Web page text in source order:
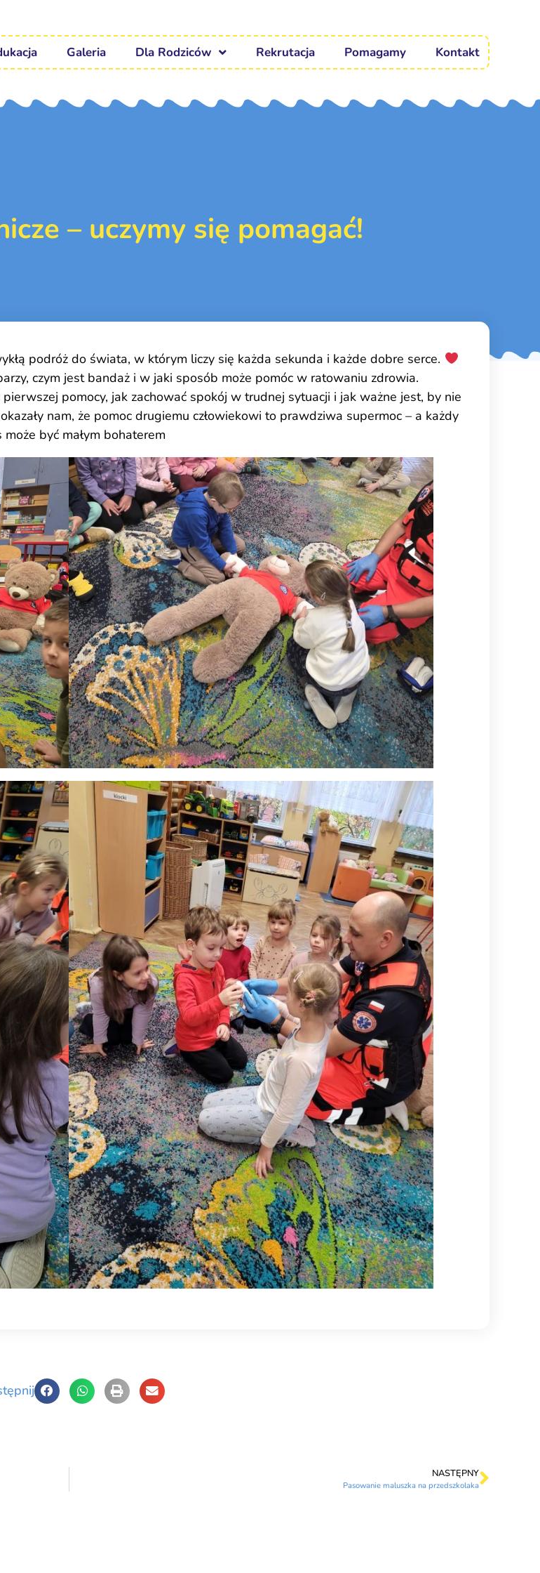
Galeria Dla Rodziców Rekrutacja Pomagamy Kontakt
– uczymy się pomagać!
podróż do świata, w którym liczy się każda sekunda i każde dobre serce.
czym jest bandaż i w jaki sposób może pomóc w ratowaniu zdrowia.
pomocy, jak zachować spokój w trudnej sytuacji i jak ważne jest, by nie
nam, że pomoc drugiemu człowiekowi to prawdziwa supermoc – a każdy
może być małym bohaterem
NASTĘPNY
Pasowanie maluszka na przedszkolaka